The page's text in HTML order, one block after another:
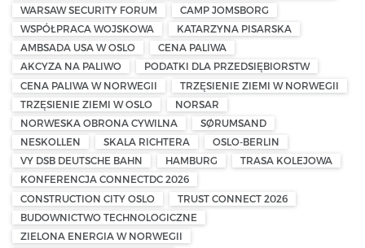
WARSAW SECURITY FORUM
CAMP JOMSBORG
WSPÓŁPRACA WOJSKOWA
KATARZYNA PISARSKA
AMBSADA USA W OSLO
CENA PALIWA
AKCYZA NA PALIWO
PODATKI DLA PRZEDSIĘBIORSTW
CENA PALIWA W NORWEGII
TRZĘSIENIE ZIEMI W NORWEGII
TRZĘSIENIE ZIEMI W OSLO
NORSAR
NORWESKA OBRONA CYWILNA
SØRUMSAND
NESKOLLEN
SKALA RICHTERA
OSLO-BERLIN
VY DSB DEUTSCHE BAHN
HAMBURG
TRASA KOLEJOWA
KONFERENCJA CONNECTDC 2026
CONSTRUCTION CITY OSLO
TRUST CONNECT 2026
BUDOWNICTWO TECHNOLOGICZNE
ZIELONA ENERGIA W NORWEGII